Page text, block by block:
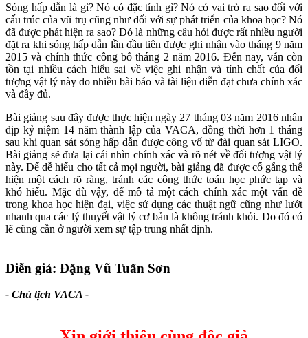
Sóng hấp dẫn là gì? Nó có đặc tính gì? Nó có vai trò ra sao đối với
cấu trúc của vũ trụ cũng như đối với sự phát triển của khoa học? Nó
đã được phát hiện ra sao? Đó là những câu hỏi được rất nhiều người
đặt ra khi sóng hấp dẫn lần đầu tiên được ghi nhận vào tháng 9 năm
2015 và chính thức công bố tháng 2 năm 2016. Đến nay, vẫn còn
tồn tại nhiều cách hiểu sai về việc ghi nhận và tính chất của đối
tượng vật lý này do nhiều bài báo và tài liệu diễn đạt chưa chính xác
và đầy đủ.
Bài giảng sau đây được thực hiện ngày 27 tháng 03 năm 2016 nhân
dịp kỷ niệm 14 năm thành lập của VACA, đồng thời hơn 1 tháng
sau khi quan sát sóng hấp dẫn được công vố từ đài quan sát LIGO.
Bài giảng sẽ đưa lại cái nhìn chính xác và rõ nét về đối tượng vật lý
này. Để dễ hiểu cho tất cả mọi người, bài giảng đã được cố gắng thể
hiện một cách rõ ràng, tránh các công thức toán học phức tạp và
khó hiểu. Mặc dù vậy, để mô tả một cách chính xác một vấn đề
trong khoa học hiện đại, việc sử dụng các thuật ngữ cũng như lướt
nhanh qua các lý thuyết vật lý cơ bản là không tránh khỏi. Do đó có
lẽ cũng cần ở người xem sự tập trung nhất định.
Diễn giả: Đặng Vũ Tuấn Sơn
- Chủ tịch VACA -